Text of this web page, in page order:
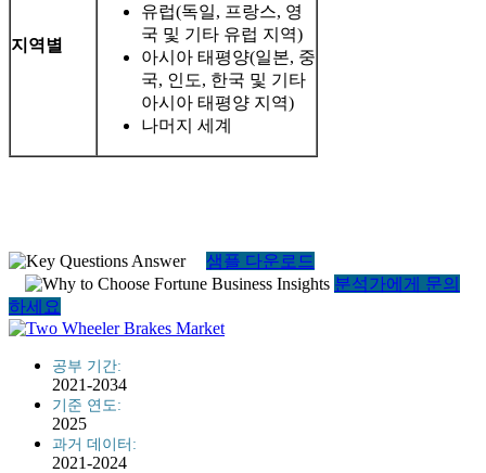
지역별
유럽(독일, 프랑스, ​​영
국 및 기타 유럽 지역)
아시아 태평양(일본, 중
국, 인도, 한국 및 기타
아시아 태평양 지역)
나머지 세계
샘플 다운로드
분석가에게 문의
하세요
공부 기간:
2021-2034
기준 연도:
2025
과거 데이터:
2021-2024